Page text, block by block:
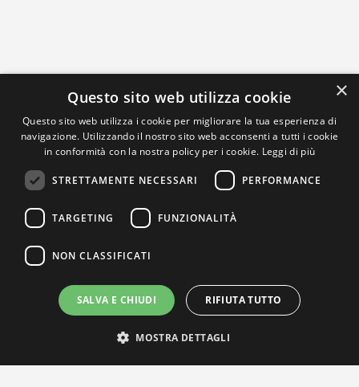
×
Questo sito web utilizza cookie
Questo sito web utilizza i cookie per migliorare la tua esperienza di
navigazione. Utilizzando il nostro sito web acconsenti a tutti i cookie
in conformità con la nostra policy per i cookie. Leggi di più
STRETTAMENTE NECESSARI PERFORMANCE
TARGETING FUNZIONALITÀ
NON CLASSIFICATI
SALVA E CHIUDI RIFIUTA TUTTO
MOSTRA DETTAGLI